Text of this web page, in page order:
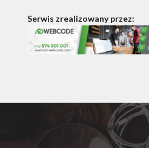
Serwis zrealizowany przez: